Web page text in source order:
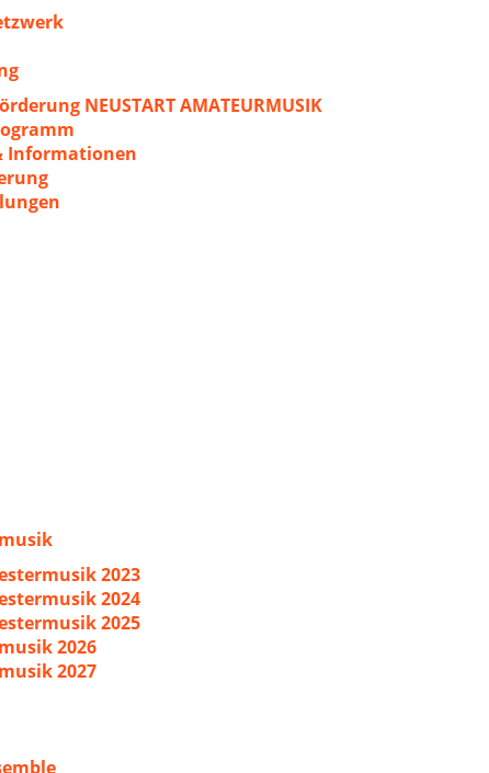
NEUSTART AMATEURMUSIK
Informationen
2023
2024
2025
2026
2027